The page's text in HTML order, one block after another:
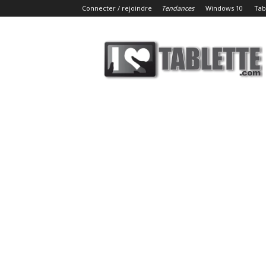
Connecter / rejoindre Tendances Windows 10